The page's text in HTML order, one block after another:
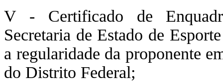
V - Certificado de
Secretaria de Estado de
a regularidade da proponente
do Distrito Federal;